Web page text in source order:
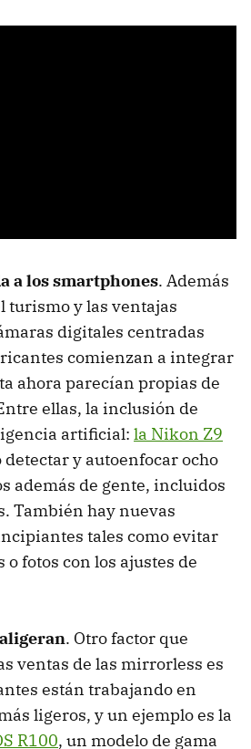
a los smartphones. Además
turismo y las ventajas
digitales centradas
comienzan a integrar
ahora parecían propias de
ellas, la inclusión de
artificial: la Nikon Z9
y autoenfocar ocho
además de gente, incluidos
También hay nuevas
tales como evitar
o fotos con los ajustes de
. Otro factor que
ventas de las mirrorless es
están trabajando en
ligeros, y un ejemplo es la
R100, un modelo de gama